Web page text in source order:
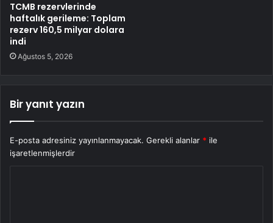
TCMB rezervlerinde
haftalık gerileme: Toplam
rezerv 160,5 milyar dolara
indi
Ağustos 5, 2026
Bir yanıt yazın
E-posta adresiniz yayınlanmayacak. Gerekli alanlar * ile
işaretlenmişlerdir